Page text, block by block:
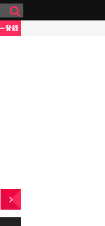
登録